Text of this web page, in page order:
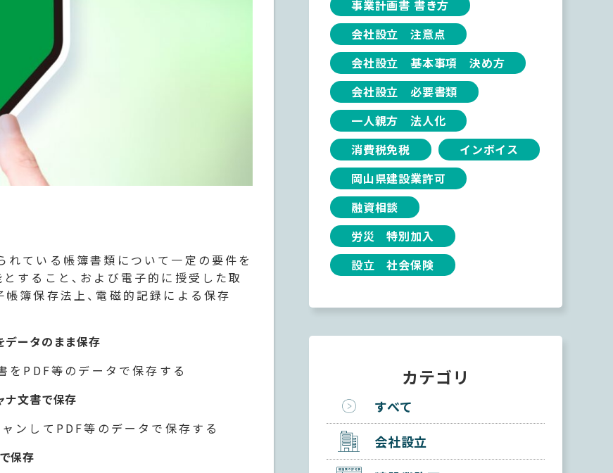
ている帳簿書類について一定の要件を
すること、および電子的に授受した取
簿保存法上、電磁的記録による保存
ータのまま保存
をPDF等のデータで保存する
文書で保存
ンしてPDF等のデータで保存する
保存
事業計画書 書き方
会社設立 注意点
会社設立 基本事項 決め方
会社設立 必要書類
一人親方 法人化
消費税免税
インボイス
岡山県建設業許可
融資相談
労災 特別加入
設立 社会保険
カテゴリ
すべて
会社設立